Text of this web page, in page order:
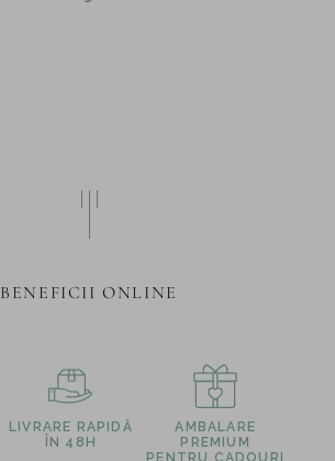
BENEFICII ONLINE
LIVRARE RAPIDĂ
ÎN 48H
AMBALARE
PREMIUM
PENTRU CADOURI